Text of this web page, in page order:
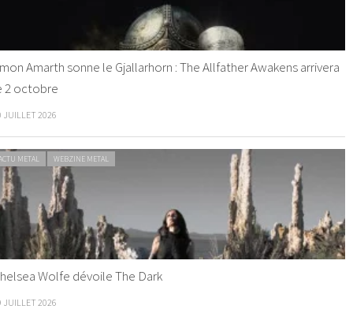
Amarth sonne le Gjallarhorn : The Allfather Awakens arrivera
2 octobre
JUILLET 2026
METAL WEBZINE METAL
Wolfe dévoile The Dark
JUILLET 2026